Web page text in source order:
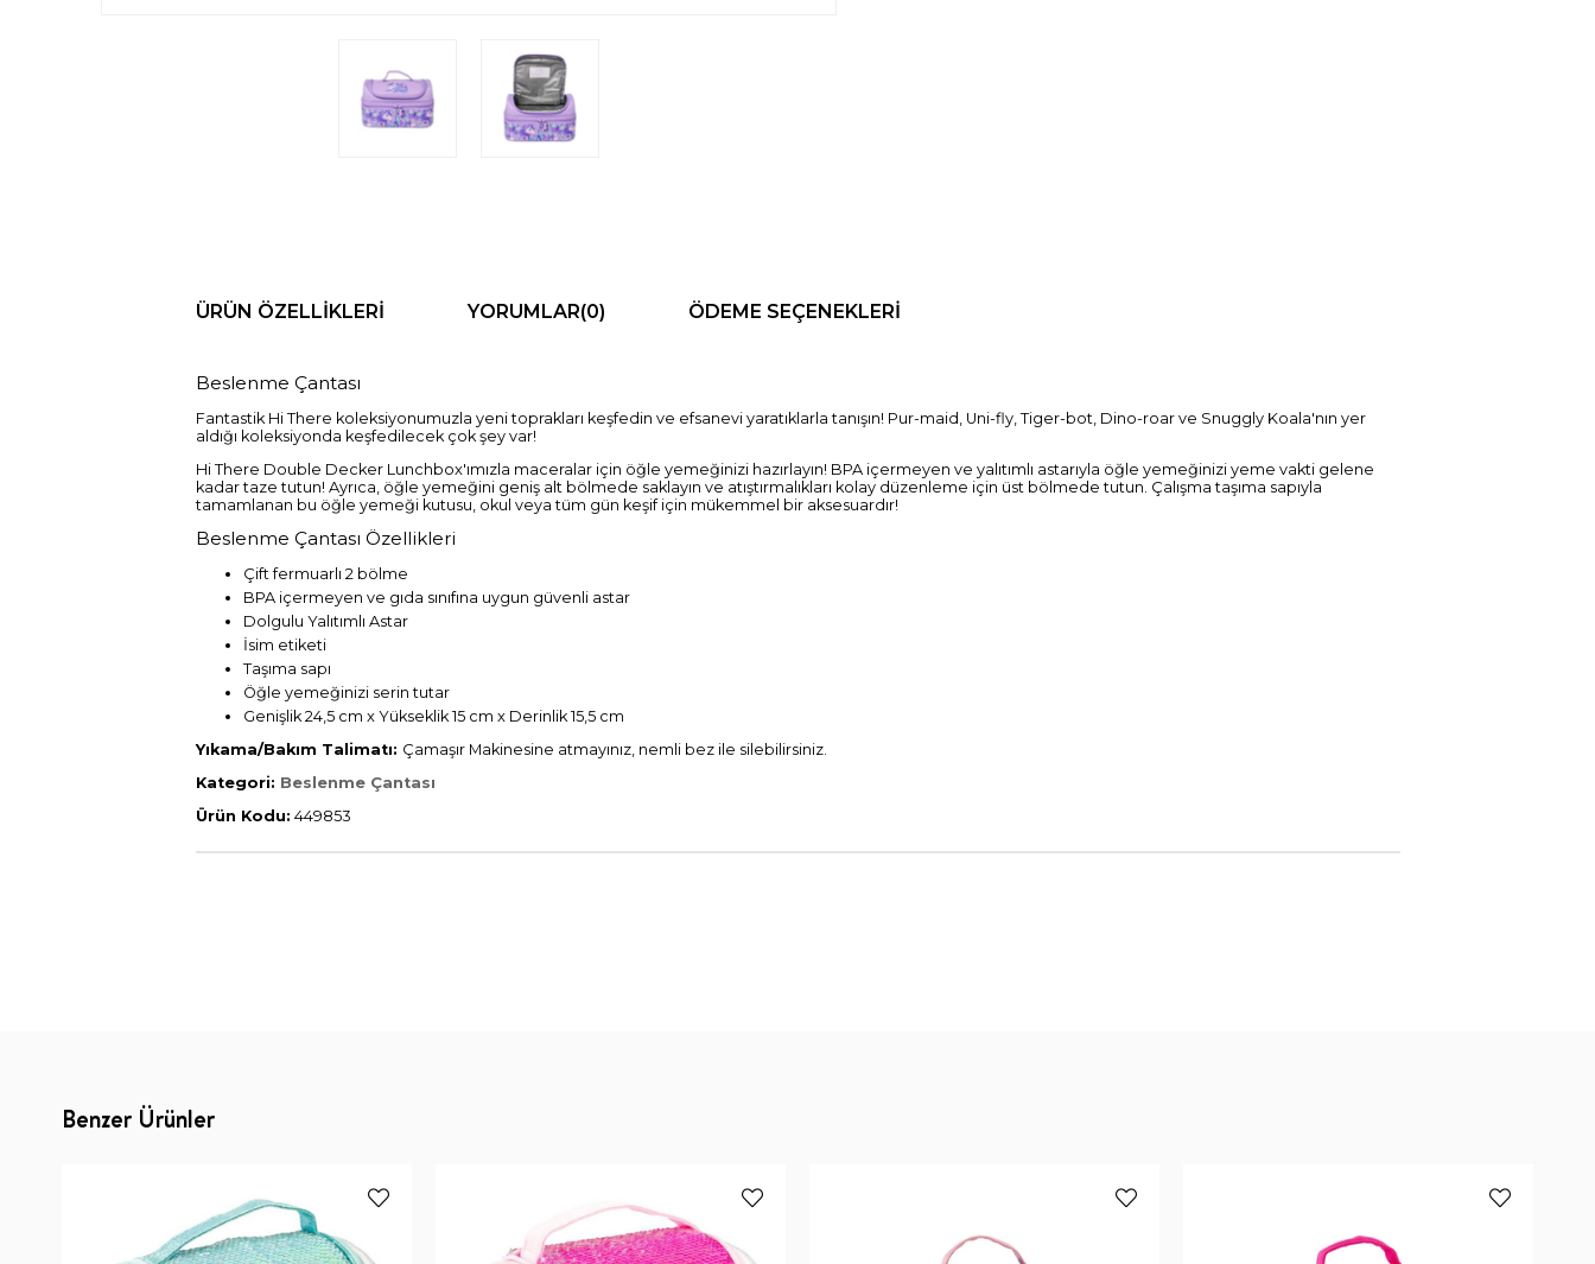
ÜRÜN ÖZELLIKLERI YORUMLAR(0) ÖDEME SEÇENEKLERI
Beslenme Çantası
Fantastik Hi There koleksiyonumuzla yeni toprakları keşfedin ve efsanevi yaratıklarla tanışın! Pur-maid, Uni-fly, Tiger-bot, Dino-roar ve Snuggly Koala'nın yer
aldığı koleksiyonda keşfedilecek çok şey var!
Hi There Double Decker Lunchbox'ımızla maceralar için öğle yemeğinizi hazırlayın! BPA içermeyen ve yalıtımlı astarıyla öğle yemeğinizi yeme vakti gelene
kadar taze tutun! Ayrıca, öğle yemeğini geniş alt bölmede saklayın ve atıştırmalıkları kolay düzenleme için üst bölmede tutun. Çalışma taşıma sapıyla
tamamlanan bu öğle yemeği kutusu, okul veya tüm gün keşif için mükemmel bir aksesuardır!
Beslenme Çantası Özellikleri
Çift fermuarlı 2 bölme
BPA içermeyen ve gıda sınıfına uygun güvenli astar
Dolgulu Yalıtımlı Astar
İsim etiketi
Taşıma sapı
Öğle yemeğinizi serin tutar
Genişlik 24,5 cm x Yükseklik 15 cm x Derinlik 15,5 cm
Yıkama/Bakım Talimatı: Çamaşır Makinesine atmayınız, nemli bez ile silebilirsiniz.
Kategori: Beslenme Çantası
Ürün Kodu: 449853
Benzer Ürünler